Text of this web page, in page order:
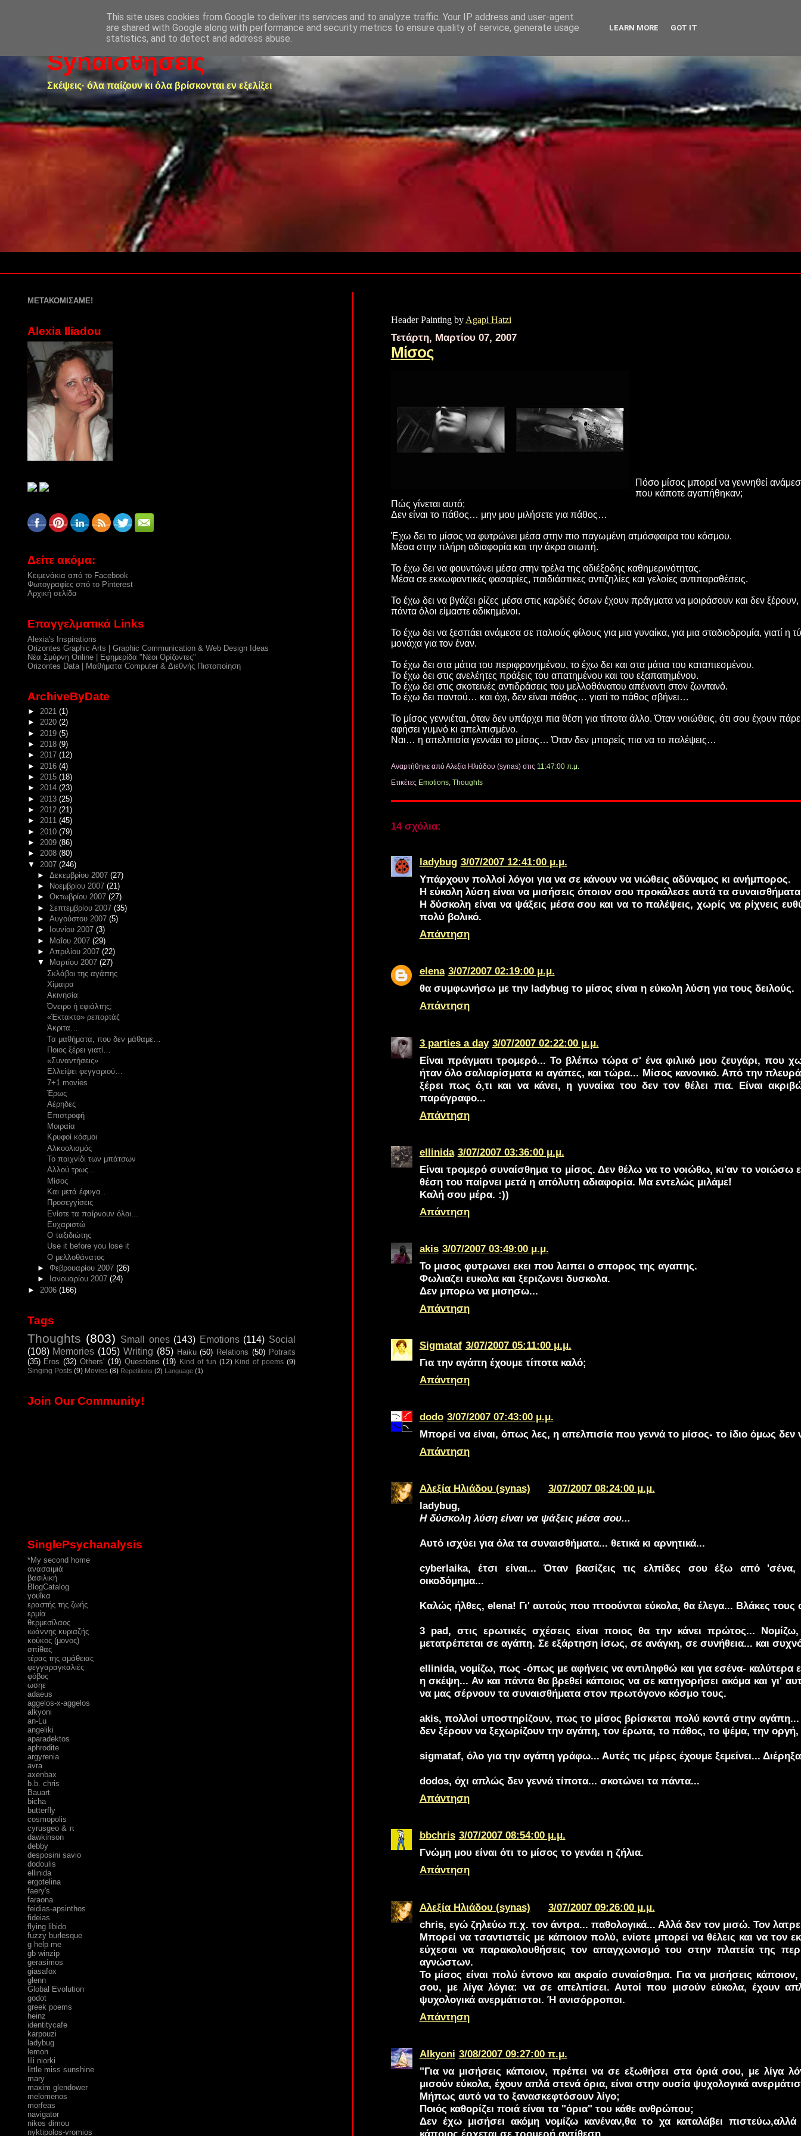
Synαισθήσεις
Σκέψεις· όλα παίζουν κι όλα βρίσκονται εν εξελίξει
Header Painting by Agapi Hatzi
Τετάρτη, Μαρτίου 07, 2007
Mίσος
Πόσο μίσος μπορεί να γεννηθεί
που κάποτε αγαπήθηκαν;
Πώς γίνεται αυτό;
Δεν είναι το πάθος… μην μου μιλήσετε για πάθος…
Έχω δει το μίσος να φυτρώνει μέσα στην πιο παγωμένη ατμόσφαιρα του κόσμου.
Μέσα στην πλήρη αδιαφορία και την άκρα σιωπή.
Το έχω δει να φουντώνει μέσα στην τρέλα της αδιέξοδης καθημερινότητας.
Μέσα σε εκκωφαντικές φασαρίες, παιδιάστικες αντιζηλίες και γελοίες αντιπαραθέσεις.
Το έχω δει να βγάζει ρίζες μέσα στις καρδιές όσων έχουν πράγματα να μοιράσουν και δεν
πάντα όλοι είμαστε αδικημένοι.
Το έχω δει να ξεσπάει ανάμεσα σε παλιούς φίλους για μια γυναίκα, για μια σταδιοδρομία, γιατί η
μονάχα για τον έναν.
Το έχω δει στα μάτια του περιφρονημένου, το έχω δει και στα μάτια του καταπιεσμένου.
Το έχω δει στις ανελέητες πράξεις του απατημένου και του εξαπατημένου.
Το έχω δει στις σκοτεινές αντιδράσεις του μελλοθάνατου απέναντι στον ζωντανό.
Το έχω δει παντού… και όχι, δεν είναι πάθος… γιατί το πάθος σβήνει…
Το μίσος γεννιέται, όταν δεν υπάρχει πια θέση για τίποτα άλλο. Όταν νοιώθεις, ότι σου έχουν
αφήσει γυμνό κι απελπισμένο.
Ναι… η απελπισία γεννάει το μίσος… Όταν δεν μπορείς πια να το παλέψεις…
Αναρτήθηκε από Αλεξία Ηλιάδου (synas) στις 11:47:00 π.μ.
Ετικέτες Emotions, Thoughts
14 σχόλια:
ladybug 3/07/2007 12:41:00 μ.μ.
Υπάρχουν πολλοί λόγοι για να σε κάνουν να νιώθεις αδύναμος κι ανήμπορος.
Η εύκολη λύση είναι να μισήσεις όποιον σου προκάλεσε αυτά τα
Η δύσκολη είναι να ψάξεις μέσα σου και να το παλέψεις, χωρίς να ρίχνεις
πολύ βολικό.
Απάντηση
elena 3/07/2007 02:19:00 μ.μ.
θα συμφωνήσω με την ladybug το μίσος είναι η εύκολη λύση για τους δειλούς.
Απάντηση
3 parties a day 3/07/2007 02:22:00 μ.μ.
Είναι πράγματι τρομερό... Το βλέπω τώρα σ' ένα φιλικό μου ζευγάρι, που
ήταν όλο σαλιαρίσματα κι αγάπες, και τώρα... Μίσος κανονικό. Από την
ξέρει πως ό,τι και να κάνει, η γυναίκα του δεν τον θέλει πια. Είναι
παράγραφο...
Απάντηση
ellinida 3/07/2007 03:36:00 μ.μ.
Είναι τρομερό συναίσθημα το μίσος. Δεν θέλω να το νοιώθω, κι'αν το νοιώσω
θέση του παίρνει μετά η απόλυτη αδιαφορία. Μα εντελώς μιλάμε!
Καλή σου μέρα. :))
Απάντηση
akis 3/07/2007 03:49:00 μ.μ.
Το μισος φυτρωνει εκει που λειπει ο σπορος της αγαπης.
Φωλιαζει ευκολα και ξεριζωνει δυσκολα.
Δεν μπορω να μισησω...
Απάντηση
Sigmataf 3/07/2007 05:11:00 μ.μ.
Για την αγάπη έχουμε τίποτα καλό;
Απάντηση
dodo 3/07/2007 07:43:00 μ.μ.
Μπορεί να είναι, όπως λες, η απελπισία που γεννά το μίσος- το ίδιο όμως δεν
Απάντηση
Αλεξία Ηλιάδου (synas)
3/07/2007 08:24:00 μ.μ.
ladybug,
Η δύσκολη λύση είναι να ψάξεις μέσα σου...
Aυτό ισχύει για όλα τα συναισθήματα... θετικά κι αρνητικά...
cyberlaika, έτσι είναι... Όταν βασίζεις τις ελπίδες σου έξω από 'σένα,
οικοδόμημα...
Καλώς ήλθες, elena! Γι' αυτούς που πτοούνται εύκολα, θα έλεγα... Βλάκες τους
3 pad, στις ερωτικές σχέσεις είναι ποιος θα την κάνει πρώτος...
μετατρέπεται σε αγάπη. Σε εξάρτηση ίσως, σε ανάγκη, σε συνήθεια... και
ellinida, νομίζω, πως -όπως με αφήνεις να αντιληφθώ και για εσένα- καλύτερα
η σκέψη... Αν και πάντα θα βρεθεί κάποιος να σε κατηγορήσει ακόμα και γι'
να μας σέρνουν τα συναισθήματα στον πρωτόγονο κόσμο τους.
akis, πολλοί υποστηρίζουν, πως το μίσος βρίσκεται πολύ κοντά στην αγάπη...
δεν ξέρουν να ξεχωρίζουν την αγάπη, τον έρωτα, το πάθος, το ψέμα, την οργή,
sigmataf, όλο για την αγάπη γράφω... Αυτές τις μέρες έχουμε ξεμείνει...
dodos, όχι απλώς δεν γεννά τίποτα... σκοτώνει τα πάντα...
Απάντηση
bbchris 3/07/2007 08:54:00 μ.μ.
Γνώμη μου είναι ότι το μίσος το γενάει η ζήλια.
Απάντηση
Αλεξία Ηλιάδου (synas)
3/07/2007 09:26:00 μ.μ.
chris, εγώ ζηλεύω π.χ. τον άντρα... παθολογικά... Αλλά δεν τον μισώ. Τον
Μπορεί να τσαντιστείς με κάποιον πολύ, ενίοτε μπορεί να θέλεις και να τον
εύχεσαι να παρακολουθήσεις τον απαγχωνισμό του στην πλατεία της
αγνώστων.
Το μίσος είναι πολύ έντονο και ακραίο συναίσθημα. Για να μισήσεις
σου, με λίγα λόγια: να σε απελπίσει. Αυτοί που μισούν εύκολα, έχουν
ψυχολογικά ανερμάτιστοι. Ή ανισόρροποι.
Απάντηση
Alkyoni 3/08/2007 09:27:00 π.μ.
"Για να μισήσεις κάποιον, πρέπει να σε εξωθήσει στα όριά σου, με λίγα
μισούν εύκολα, έχουν απλά στενά όρια, είναι στην ουσία ψυχολογικά
Μήπως αυτό να το ξανασκεφτόσουν λίγο;
Ποιός καθορίζει ποιά είναι τα "όρια" του κάθε ανθρώπου;
Δεν έχω μισήσει ακόμη νομίζω κανέναν,θα το χα καταλάβει
κάποιος,έρχεται σε τρομερή αντίθεση.
ΜΕΤΑΚΟΜΙΣΑΜΕ!
Alexia Iliadou
Δείτε ακόμα:
Κειμενάκια από το Facebook
Φωτογραφίες σπό το Pinterest
Αρχική σελίδα
Επαγγελματικά Links
Alexia's Inspirations
Orizontes Graphic Arts | Graphic Communication & Web Design Ideas
Νέα Σμύρνη Online | Εφημερίδα "Νέοι Ορίζοντες"
Orizontes Data | Μαθήματα Computer & Διεθνής Πιστοποίηση
ArchiveByDate
► 2021 (1)
► 2020 (2)
► 2019 (5)
► 2018 (9)
► 2017 (12)
► 2016 (4)
► 2015 (18)
► 2014 (23)
► 2013 (25)
► 2012 (21)
► 2011 (45)
► 2010 (79)
► 2009 (86)
► 2008 (80)
▼ 2007 (246)
► Δεκεμβρίου 2007 (27)
►
Νοεμβρίου 2007 (21)
► Οκτωβρίου 2007 (27)
► Σεπτεμβρίου 2007 (35)
► Αυγούστου 2007 (5)
►
Ιουνίου 2007 (3)
► Μαΐου 2007 (29)
► Απριλίου 2007 (22)
▼
Μαρτίου 2007 (27)
Σκλάβοι της αγάπης
Χίμαιρα
Ακινησία
Όνειρο ή εφιάλτης;
«Έκτακτο» ρεπορτάζ
Άκριτα…
Τα μαθήματα, που δεν μάθαμε…
Ποιος ξέρει γιατί…
«Συναντήσεις»
Ελλείψει φεγγαριού…
7+1 movies
Έρως
Αέρηδες
Επιστροφή
Μοιραία
Κρυφοί κόσμοι
Αλκοολισμός
Το παιχνίδι των μπάτσων
Αλλού τρως...
Mίσος
Και μετά έφυγα…
Προσεγγίσεις
Ενίοτε τα παίρνουν όλοι...
Ευχαριστώ
Ο ταξιδιώτης
Use it before you lose it
Ο μελλοθάνατος
► Φεβρουαρίου 2007 (26)
►
Ιανουαρίου 2007 (24)
► 2006 (166)
Tags
Thoughts (803) Small ones (143) Emotions (114) Social
(108) Memories (105) Writing (85) Haiku (50) Relations (50) Potraits
(35) Eros (32) Others' (19) Questions (19) Kind of fun (12) Kind of poems (9)
Singing Posts (9) Movies (8) Repetitions (2) Language (1)
Join Our Community!
SinglePsychanalysis
*My second home
ανασαιμιά
βασιλική
ΒlogCatalog
γουΐκα
εραστής της ζωής
ερμία
θερμεσίλαος
ιωάννης κυριαζής
κούκος (μονος)
σπίθας
τέρας της αμάθειας
φεγγαραγκαλιές
φόβος
ωσηε
adaeus
aggelos-x-aggelos
alkyoni
an-Lu
angeliki
aparadektos
aphrodite
argyrenia
avra
axenbax
b.b. chris
Bauart
bicha
butterfly
cosmopolis
cyrusgeo & π
dawkinson
debby
desposini savio
dodoulis
ellinida
ergotelina
faery's
faraona
feidias-apsinthos
fideias
flying libido
fuzzy burlesque
g help me
gb winzip
gerasimos
giasafox
glenn
Global Evolution
godot
greek poems
heinz
identitycafe
karpouzi
ladybug
lemon
lili niorki
little miss sunshine
mary
maxim glendower
melomenos
morfeas
navigator
nikos dimou
nyktipolos-vromios
This site uses cookies from Google to deliver its services and to analyze traffic. Your IP address and user-agent
are shared with Google along with performance and security metrics to ensure quality of service, generate usage
statistics, and to detect and address abuse.
LEARN MORE GOT IT